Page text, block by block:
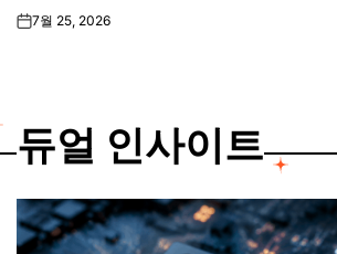
on7월 25, 2026
듀얼 인사이트